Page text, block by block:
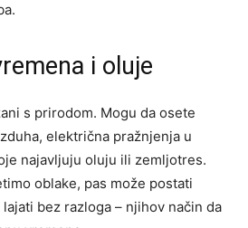
i oluje
s prirodom. Mogu da osete
električna pražnjenja u
najavljuju oluju ili zemljotres.
oblake, pas može postati
bez razloga – njihov način da